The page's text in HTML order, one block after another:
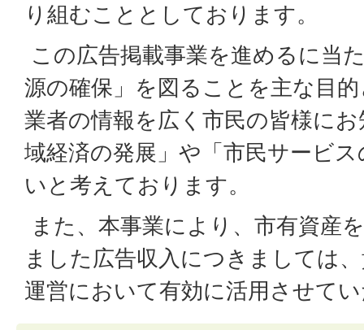
り組むこととしております。
この広告掲載事業を進めるに当
源の確保」を図ることを主な目
業者の情報を広く市民の皆様に
域経済の発展」や「市民サービ
いと考えております。
また、本事業により、市有資産
ました広告収入につきましては
運営において有効に活用させて